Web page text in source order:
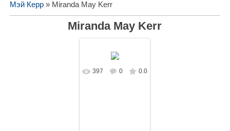
Мэй Керр» Miranda May Kerr
Miranda May Kerr
В реальном
397 0 0.0